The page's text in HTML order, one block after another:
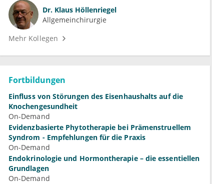
Dr. Klaus Höllenriegel
Allgemeinchirurgie
Mehr Kollegen
Fortbildungen
Einfluss von Störungen des Eisenhaushalts auf die
Knochengesundheit
On-Demand
Evidenzbasierte Phytotherapie bei Prämenstruellem
Syndrom - Empfehlungen für die Praxis
On-Demand
Endokrinologie und Hormontherapie – die essentiellen
Grundlagen
On-Demand